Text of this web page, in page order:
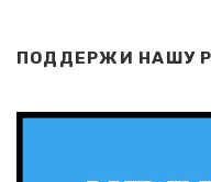
ПОДДЕРЖИ НАШУ